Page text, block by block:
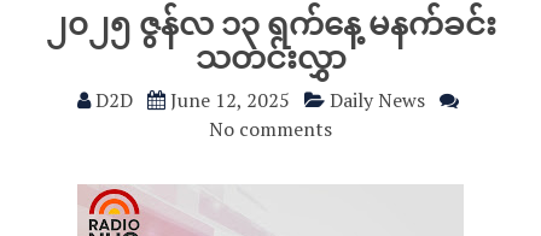
၂၀၂၅ ဇွန်လ ၁၃ ရက်နေ့ မနက်ခင်း
သတင်းလွှာ
D2D June 12, 2025
Daily News
No comments